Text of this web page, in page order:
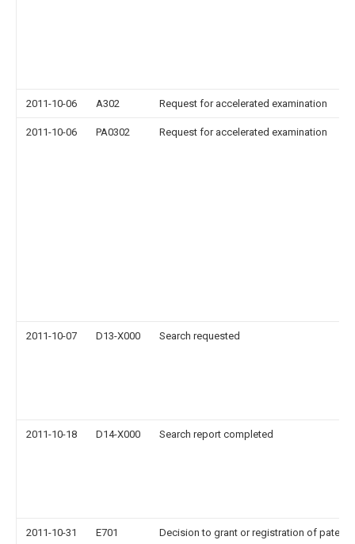
2011-10-06 A302 Request for accelerated examination
2011-10-06 PA0302 Request for accelerated examination
2011-10-07 D13-X000 Search requested
2011-10-18 D14-X000 Search report completed
2011-10-31 E701 Decision to grant or registration of patent